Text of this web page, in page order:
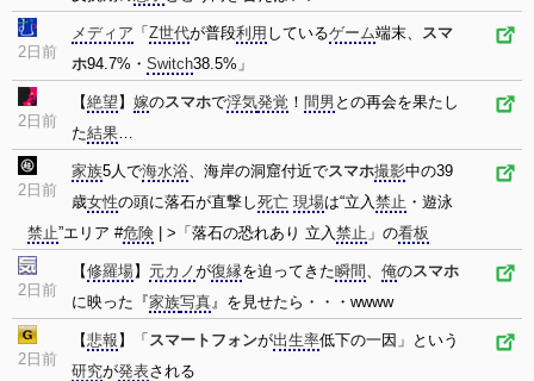
2日前
メディア 「 Z世代が普段利用 しているゲーム端末、 スマ
ホ94.7%・ Switch38.5%」
2日前
【絶望 】 嫁のスマホで浮気発覚 ！ 間男 との再会を果たし
た結果…
2日前
家族5人で海水浴、海岸の洞窟付近でスマホ撮影中の39
歳女性の頭に落石が直撃し死亡 現場は“立入禁止 ・遊泳
禁止”エリア #危険 | >「落石の恐れあり 立入禁止 」の看板
2日前
【修羅場】 元カノが復縁を迫ってきた瞬間 、 俺のスマホ
に映った『家族写真』を見せたら・・・wwww
2日前
【悲報 】「 スマートフォンが出生率低下の一因」という
研究が発表される